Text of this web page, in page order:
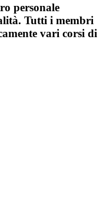
personale
Tutti i membri
vari corsi di